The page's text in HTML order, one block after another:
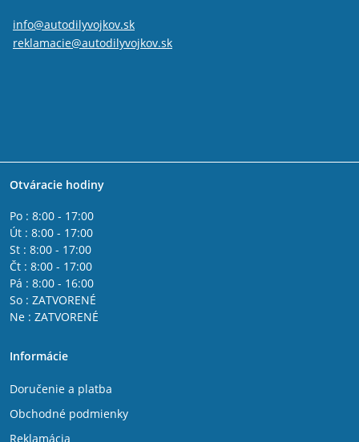
info@autodilyvojkov.sk
reklamacie@autodilyvojkov.sk
Otváracie hodiny
Po : 8:00 - 17:00
Út : 8:00 - 17:00
St : 8:00 - 17:00
Čt : 8:00 - 17:00
Pá : 8:00 - 16:00
So : ZATVORENÉ
Ne : ZATVORENÉ
Informácie
Doručenie a platba
Obchodné podmienky
Reklamácia